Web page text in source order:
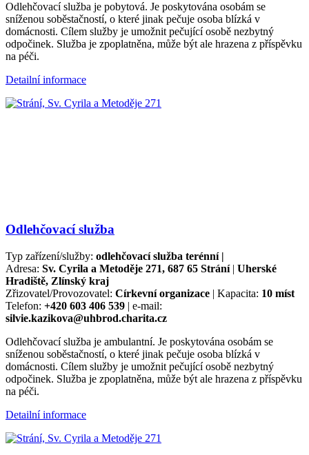
Odlehčovací služba je pobytová. Je poskytována osobám se
sníženou soběstačností, o které jinak pečuje osoba blízká v
domácnosti. Cílem služby je umožnit pečující osobě nezbytný
odpočinek. Služba je zpoplatněna, může být ale hrazena z příspěvku
na péči.
Detailní informace
Odlehčovací služba
Typ zařízení/služby: odlehčovací služba terénní |
Adresa: Sv. Cyrila a Metoděje 271, 687 65 Strání| Uherské
Hradiště, Zlínský kraj
Zřizovatel/Provozovatel: Církevní organizace | Kapacita: 10 míst
Telefon: +420 603 406 539 | e-mail:
silvie.kazikova@uhbrod.charita.cz
Odlehčovací služba je ambulantní. Je poskytována osobám se
sníženou soběstačností, o které jinak pečuje osoba blízká v
domácnosti. Cílem služby je umožnit pečující osobě nezbytný
odpočinek. Služba je zpoplatněna, může být ale hrazena z příspěvku
na péči.
Detailní informace